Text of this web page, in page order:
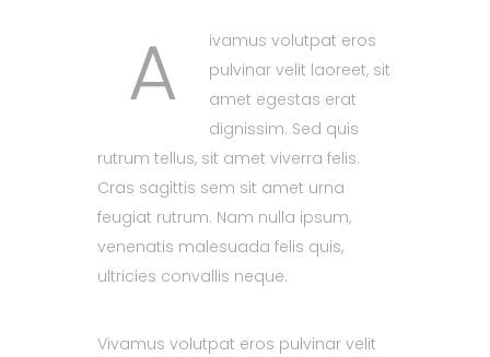
A
ivamus volutpat eros
pulvinar velit laoreet, sit
amet egestas erat
dignissim. Sed quis
rutrum tellus, sit amet viverra felis.
Cras sagittis sem sit amet urna
feugiat rutrum. Nam nulla ipsum,
venenatis malesuada felis quis,
ultricies convallis neque.
Vivamus volutpat eros pulvinar velit